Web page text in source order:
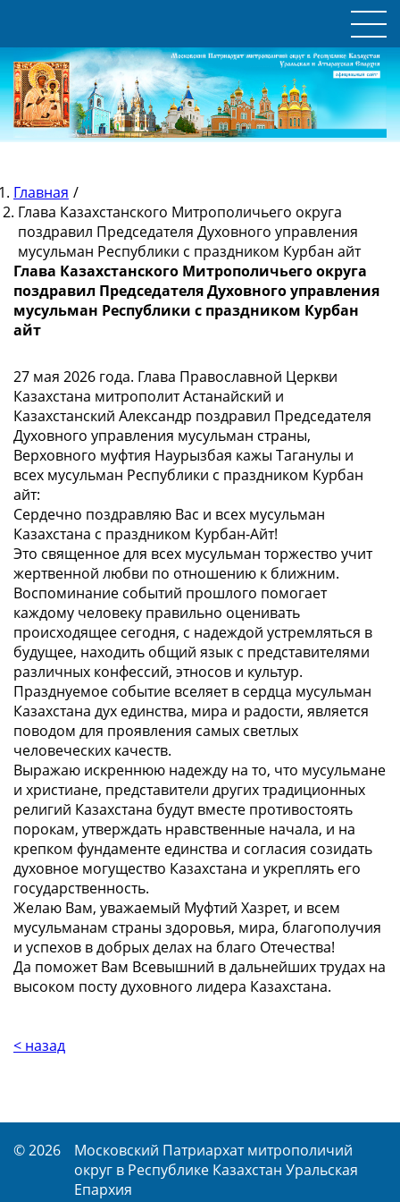
Главная /
Глава Казахстанского Митрополичьего округа
поздравил Председателя Духовного управления
мусульман Республики с праздником Курбан айт
Глава Казахстанского Митрополичьего округа
поздравил Председателя Духовного управления
мусульман Республики с праздником Курбан
айт
27 мая 2026 года. Глава Православной Церкви
Казахстана митрополит Астанайский и
Казахстанский Александр поздравил Председателя
Духовного управления мусульман страны,
Верховного муфтия Наурызбая кажы Таганулы и
всех мусульман Республики с праздником Курбан
айт:
Сердечно поздравляю Вас и всех мусульман
Казахстана с праздником Курбан-Айт!
Это священное для всех мусульман торжество учит
жертвенной любви по отношению к ближним.
Воспоминание событий прошлого помогает
каждому человеку правильно оценивать
происходящее сегодня, с надеждой устремляться в
будущее, находить общий язык с представителями
различных конфессий, этносов и культур.
Празднуемое событие вселяет в сердца мусульман
Казахстана дух единства, мира и радости, является
поводом для проявления самых светлых
человеческих качеств.
Выражаю искреннюю надежду на то, что мусульмане
и христиане, представители других традиционных
религий Казахстана будут вместе противостоять
порокам, утверждать нравственные начала, и на
крепком фундаменте единства и согласия созидать
духовное могущество Казахстана и укреплять его
государственность.
Желаю Вам, уважаемый Муфтий Хазрет, и всем
мусульманам страны здоровья, мира, благополучия
и успехов в добрых делах на благо Отечества!
Да поможет Вам Всевышний в дальнейших трудах на
высоком посту духовного лидера Казахстана.
< назад
© 2026
Московский Патриархат митрополичий
округ в Республике Казахстан Уральская
Епархия